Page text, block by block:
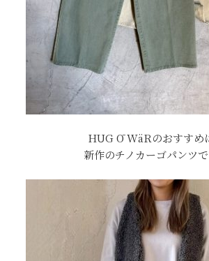
HUG Ō WäRのおすすめ
新作のチノカーゴパンツで